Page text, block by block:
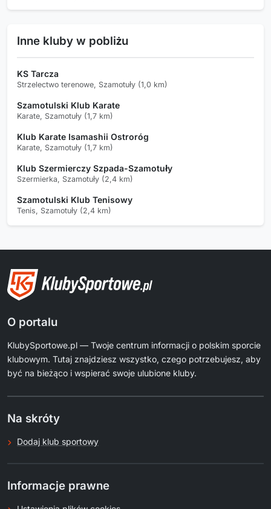
Inne kluby w pobliżu
KS Tarcza
Strzelectwo terenowe, Szamotuły (1,0 km)
Szamotulski Klub Karate
Karate, Szamotuły (1,7 km)
Klub Karate Isamashii Ostroróg
Karate, Szamotuły (1,7 km)
Klub Szermierczy Szpada-Szamotuły
Szermierka, Szamotuły (2,4 km)
Szamotulski Klub Tenisowy
Tenis, Szamotuły (2,4 km)
O portalu
KlubySportowe.pl — Twoje centrum informacji o polskim sporcie
klubowym. Tutaj znajdziesz wszystko, czego potrzebujesz, aby
być na bieżąco i wspierać swoje ulubione kluby.
Na skróty
Dodaj klub sportowy
Informacje prawne